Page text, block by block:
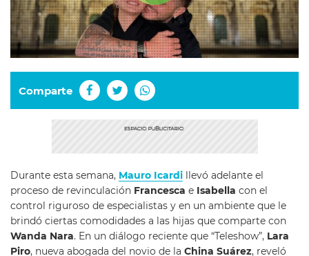
Comparte
Durante esta semana, Mauro Icardi llevó adelante el
proceso de revinculación Francesca e Isabella con el
control riguroso de especialistas y en un ambiente que le
brindó ciertas comodidades a las hijas que comparte con
Wanda Nara. En un diálogo reciente que “Teleshow”, Lara
Piro, nueva abogada del novio de la China Suárez, reveló